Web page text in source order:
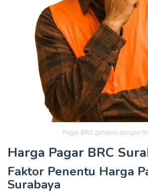
Pagar BRC galvanis dengan
Harga Pagar BRC
Faktor Penentu Harga
Surabaya